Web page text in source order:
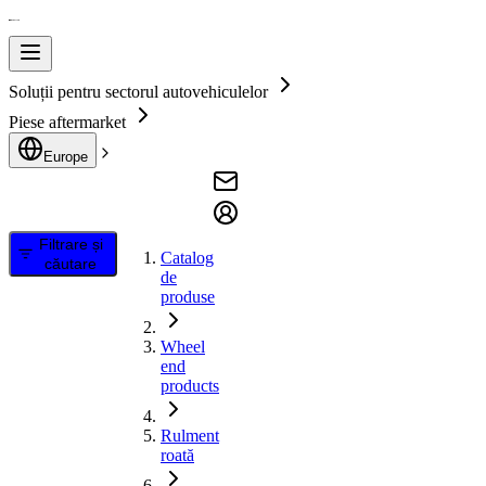
Soluții pentru sectorul autovehiculelor
Piese aftermarket
Europe
Filtrare și
căutare
Catalog
de
produse
Wheel
end
products
Rulment
roată